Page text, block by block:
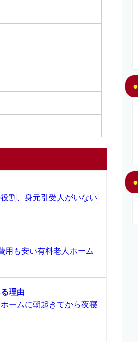
割、身元引受人がいない
用も安い有料老人ホーム
理由
ームに朝起きてから夜寝